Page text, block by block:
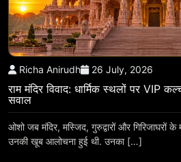
Richa Anirudh 26 July, 2026
राम मंदिर विवाद: धार्मिक स्थलों पर VIP
सवाल
ओशो जब मंदिर, मस्जिद, गुरुद्वारों और गिरिजाघरों
उनकी खूब आलोचना हुई थी. उनका […]